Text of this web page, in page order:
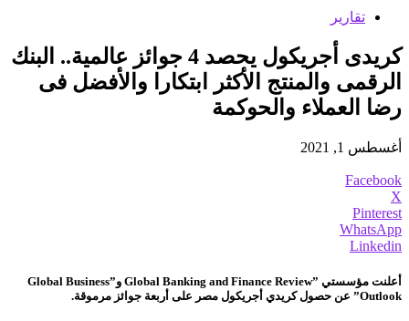
تقارير
كريدى أجريكول يحصد 4 جوائز عالمية.. البنك
الرقمى والمنتج الأكثر ابتكارا والأفضل فى
رضا العملاء والحوكمة
أغسطس 1, 2021
Facebook
X
Pinterest
WhatsApp
Linkedin
أعلنت مؤسستي Global Banking and Finance Review” و”Global Business
Outlook” عن حصول كريدي أجريكول مصر على أربعة جوائز مرموقة.